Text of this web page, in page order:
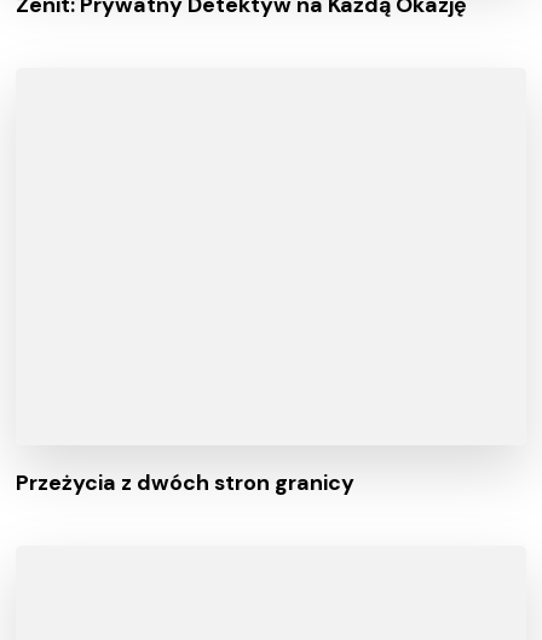
Przeżycia z dwóch stron granicy